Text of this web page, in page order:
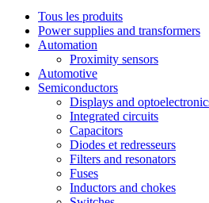
Tous les produits
Power supplies and transformers
Automation
Proximity sensors
Automotive
Semiconductors
Displays and
Integrated circuits
Capacitors
Diodes et redresseurs
Filters and resonators
Fuses
Inductors and chokes